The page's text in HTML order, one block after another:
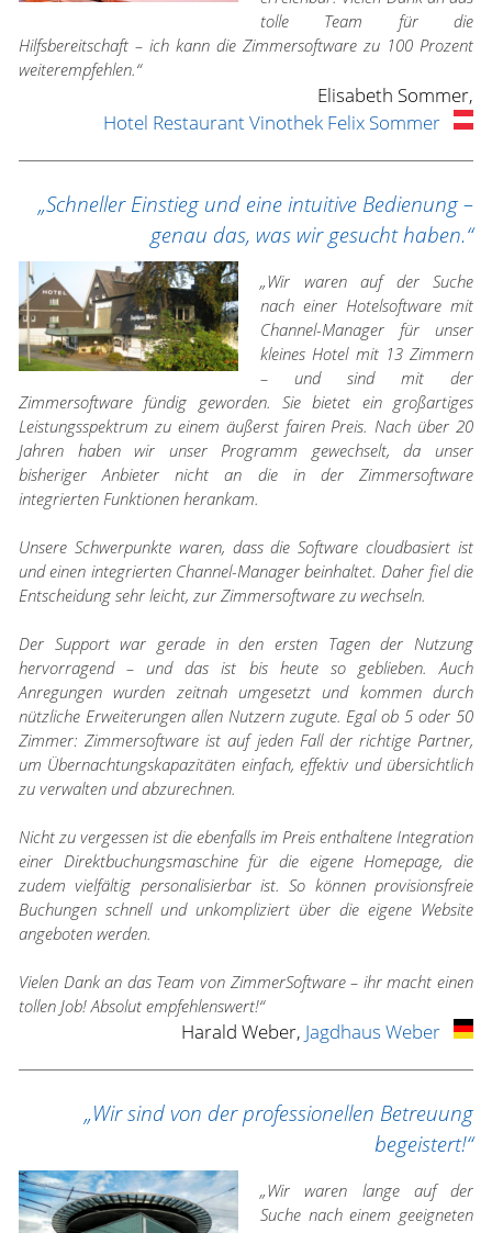
tolle Team für die
Hilfsbereitschaft – ich kann die Zimmersoftware zu 100 Prozent
weiterempfehlen.“
Elisabeth Sommer,
Hotel Restaurant Vinothek Felix Sommer
„Schneller Einstieg und eine intuitive Bedienung –
genau das, was wir gesucht haben.“
„Wir waren auf der Suche
nach einer Hotelsoftware mit
Channel-Manager für unser
kleines Hotel mit 13 Zimmern
– und sind mit der
Zimmersoftware fündig geworden. Sie bietet ein großartiges
Leistungsspektrum zu einem äußerst fairen Preis. Nach über 20
Jahren haben wir unser Programm gewechselt, da unser
bisheriger Anbieter nicht an die in der Zimmersoftware
integrierten Funktionen herankam.
Unsere Schwerpunkte waren, dass die Software cloudbasiert ist
und einen integrierten Channel-Manager beinhaltet. Daher fiel die
Entscheidung sehr leicht, zur Zimmersoftware zu wechseln.
Der Support war gerade in den ersten Tagen der Nutzung
hervorragend – und das ist bis heute so geblieben. Auch
Anregungen wurden zeitnah umgesetzt und kommen durch
nützliche Erweiterungen allen Nutzern zugute. Egal ob 5 oder 50
Zimmer: Zimmersoftware ist auf jeden Fall der richtige Partner,
um Übernachtungskapazitäten einfach, effektiv und übersichtlich
zu verwalten und abzurechnen.
Nicht zu vergessen ist die ebenfalls im Preis enthaltene Integration
einer Direktbuchungsmaschine für die eigene Homepage, die
zudem vielfältig personalisierbar ist. So können provisionsfreie
Buchungen schnell und unkompliziert über die eigene Website
angeboten werden.
Vielen Dank an das Team von ZimmerSoftware – ihr macht einen
tollen Job! Absolut empfehlenswert!“
Harald Weber, Jagdhaus Weber
„Wir sind von der professionellen Betreuung
begeistert!“
„Wir waren lange auf der
Suche nach einem geeigneten